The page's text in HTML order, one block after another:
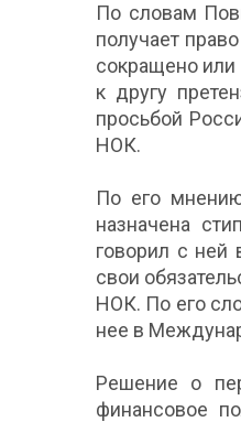
По словам
получает
сокращено
к другу
просьбой
НОК.
По его
назначена
говорил с ней
свои
НОК. По его
нее в
Решение о
финансовое